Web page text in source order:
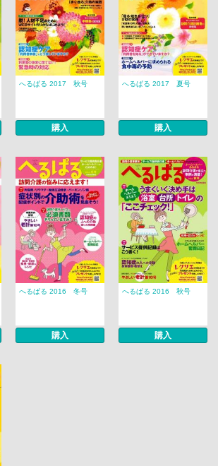
へるぱる 2017 秋号
購入
へるぱる 2017 夏号
購入
へるぱる 2016 冬号
購入
へるぱる 2016 秋号
購入